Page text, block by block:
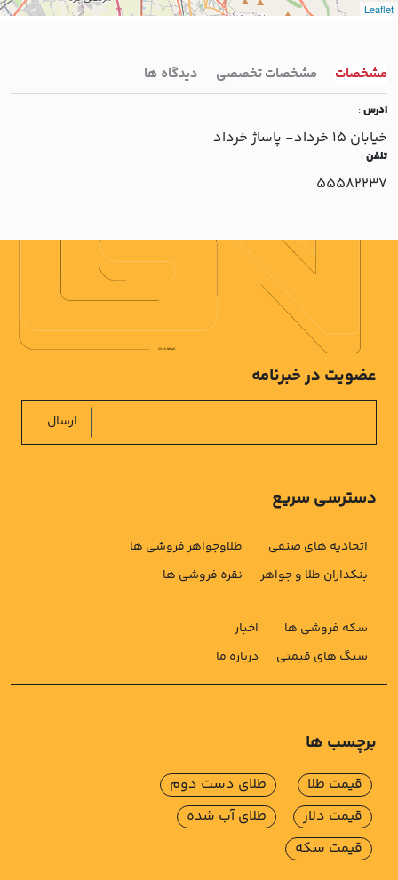
Leaflet
مشخصات مشخصات تخصصی دیدگاه ها
ادرس:
خيابان 15 خرداد- پاساژ خرداد
تلفن:
55582237
دسترسی سریع
اتحادیه های صنفی
بنکداران طلا و جواهر
طلاوجواهر فروشی ها
نقره فروشی ها
سکه فروشی ها
سنگ های قیمتی
اخبار
درباره ما
عضویت در خبرنامه
ارسال
برچسب ها
قیمت طلا
قیمت دلار
قیمت سکه
طلای دست دوم
طلای آب شده